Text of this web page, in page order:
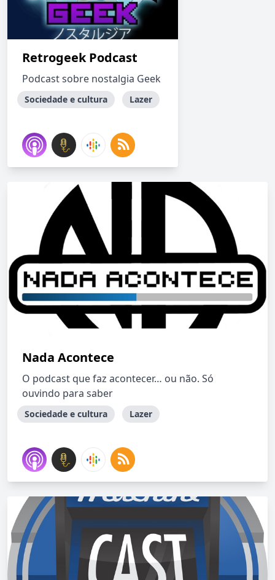
Retrogeek Podcast
Podcast sobre nostalgia Geek
Sociedade e cultura Lazer
Nada Acontece
O podcast que faz acontecer… ou não. Só
ouvindo para saber
Sociedade e cultura Lazer